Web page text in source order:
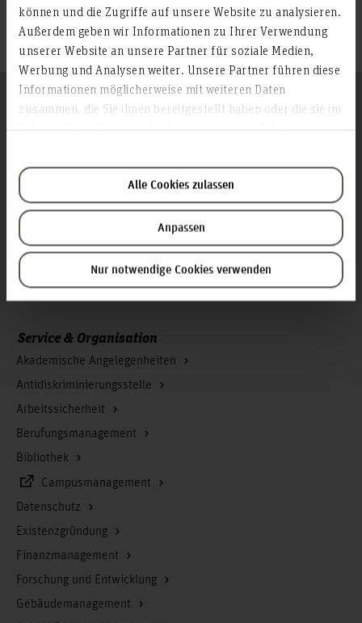
können und die Zugriffe auf unsere Website zu analysieren.
Außerdem geben wir Informationen zu Ihrer Verwendung
unserer Website an unsere Partner für soziale Medien,
Werbung und Analysen weiter. Unsere Partner führen diese
Informationen möglicherweise mit weiteren Daten
zusammen, die Sie ihnen bereitgestellt haben oder die sie im
Alle Cookies zulassen
Anpassen
Nur notwendige Cookies verwenden
Profil
Zum Seitenanfang
Infos zur Hochschule
Kontakt und Anreise
Startseite Hochschule Hannover
Presse
Personensuche
Folgen Sie uns
Service & Organisation
Akademische Angelegenheiten
Antidiskriminierungsstelle
Arbeitssicherheit
Berufungsmanagement
Bibliothek
Campusmanagement
Datenschutz
Existenzgründung
Finanzmanagement
Forschung und Entwicklung
Gebäudemanagement